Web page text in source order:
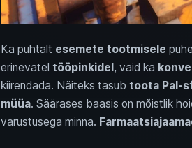
Ka puhtalt esemete tootmisele
erinevatel tööpinkidel, vaid ka
kiirendada. Näiteks tasub toota Pal-
müüa. Säärases baasis on mõistlik
varustusega minna.